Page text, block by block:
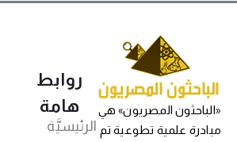
«الباحثون المصريون» هي
مبادرة علمية تطوعية تم
روابط
هامة
الرئيسيَّة